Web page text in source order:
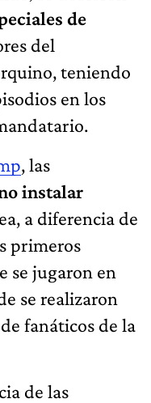
de
del
teniendo
en los
, las
instalar
a diferencia de
primeros
se jugaron en
se realizaron
fanáticos de la
de las